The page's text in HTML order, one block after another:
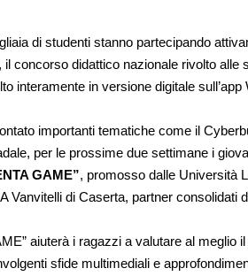
di studenti stanno partecipando
il concorso didattico nazionale rivolto
interamente in versione digitale sull’app
importanti tematiche come il
per le prossime due settimane i
GAME”, promosso dalle Università
Vanvitelli di Caserta, partner consolidati
aiuterà i ragazzi a valutare al meglio
sfide multimediali e